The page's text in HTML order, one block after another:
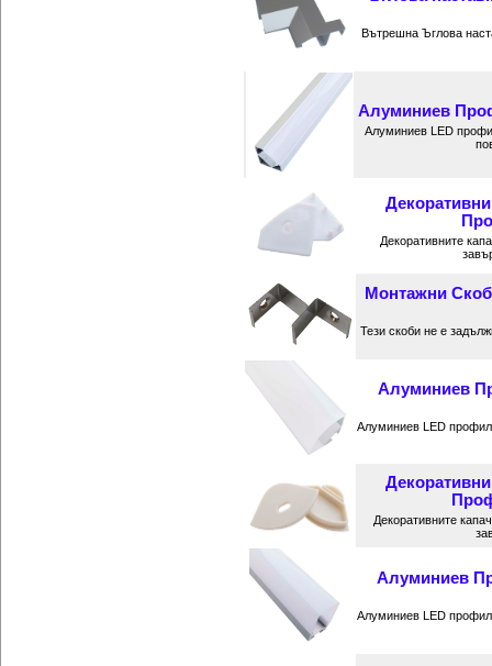
Вътрешна Ъглова
Алуминиев
Алуминиев LED
Декоративните
Монтажни
Тези скоби не е
Алуминиев
Алуминиев LED
Декоративните
Алуминиев
Алуминиев LED